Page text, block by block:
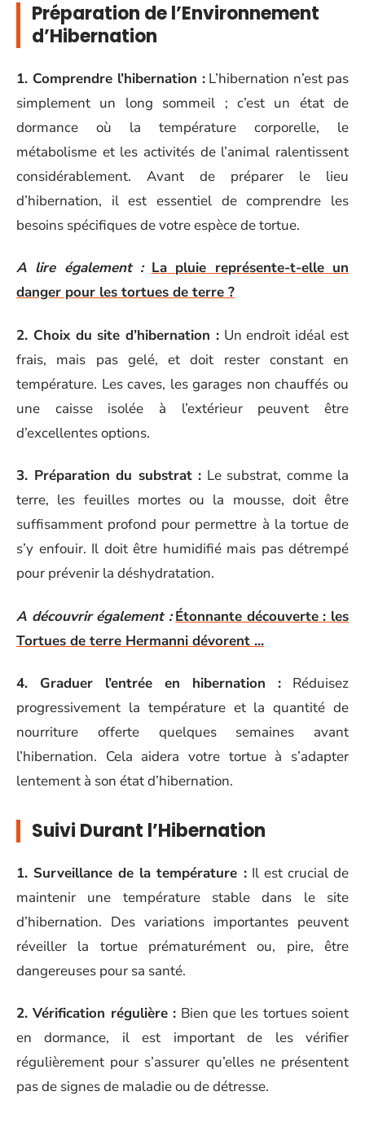
Préparation de l’Environnement
d’Hibernation
1. Comprendre l’hibernation :L’hibernation n’est pas
simplement un long sommeil ; c’est un état de
dormance où la température corporelle, le
métabolisme et les activités de l’animal ralentissent
considérablement. Avant de préparer le lieu
d’hibernation, il est essentiel de comprendre les
besoins spécifiques de votre espèce de tortue.
A lire également : La pluie représente-t-elle un
danger pour les tortues de terre ?
2. Choix du site d’hibernation :Un endroit idéal est
frais, mais pas gelé, et doit rester constant en
température. Les caves, les garages non chauffés ou
une caisse isolée à l’extérieur peuvent être
d’excellentes options.
3. Préparation du substrat : Le substrat, comme la
terre, les feuilles mortes ou la mousse, doit être
suffisamment profond pour permettre à la tortue de
s’y enfouir. Il doit être humidifié mais pas détrempé
pour prévenir la déshydratation.
A découvrir également : Étonnante découverte : les
Tortues de terre Hermanni dévorent ...
4. Graduer l’entrée en hibernation : Réduisez
progressivement la température et la quantité de
nourriture offerte quelques semaines avant
l’hibernation. Cela aidera votre tortue à s’adapter
lentement à son état d’hibernation.
Suivi Durant l’Hibernation
1. Surveillance de la température :Il est crucial de
maintenir une température stable dans le site
d’hibernation. Des variations importantes peuvent
réveiller la tortue prématurément ou, pire, être
dangereuses pour sa santé.
2. Vérification régulière : Bien que les tortues soient
en dormance, il est important de les vérifier
régulièrement pour s’assurer qu’elles ne présentent
pas de signes de maladie ou de détresse.